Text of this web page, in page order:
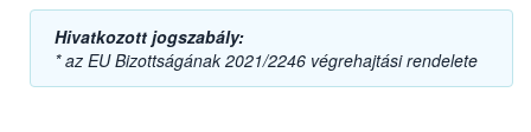
Hivatkozott jogszabály:
* az EU Bizottságának 2021/2246 végrehajtási rendelete